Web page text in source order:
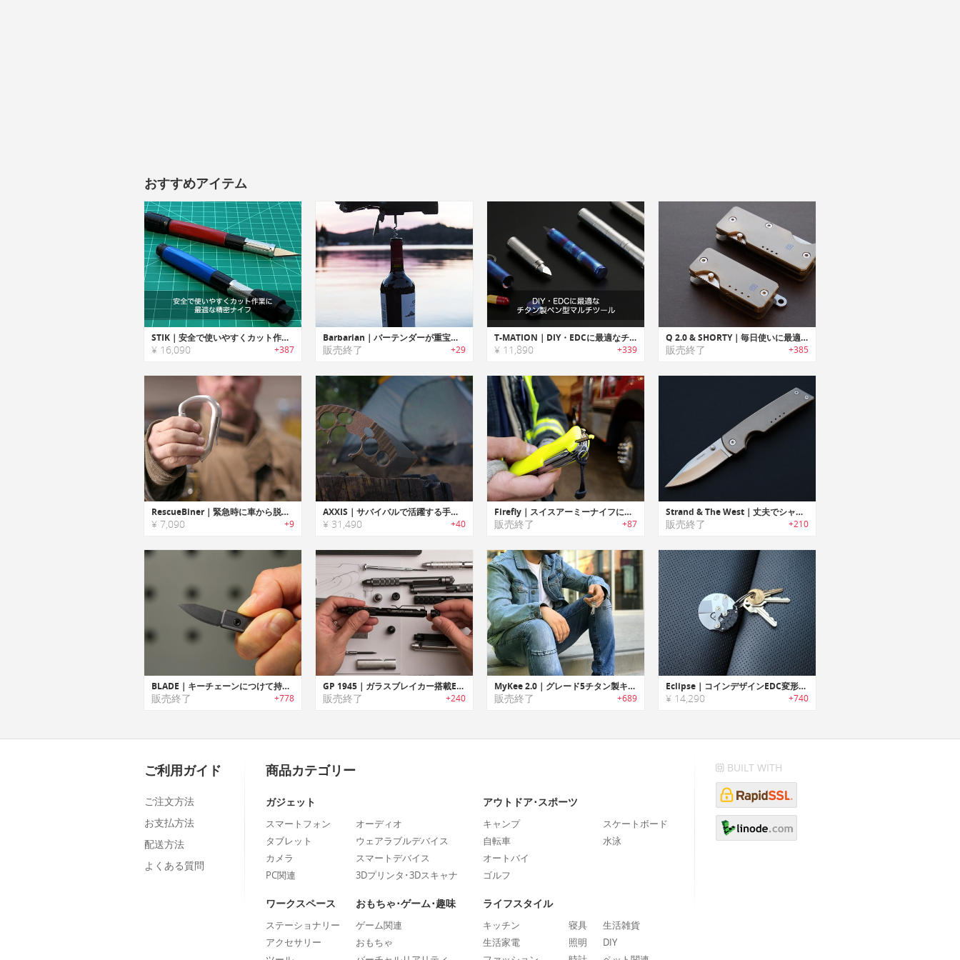
おすすめアイテム
STIK｜安全で使いやすくカット作業に最適な精密ナイフ「スティック」
¥ 16,090 +387
Barbarian｜バーテンダーが重宝する9つのツールを搭載した9イン1マルチツール
販売終了 +29
T-MATION｜DIY・EDCに最適なチタン製ペン型マルチツール「Tメーション」
¥ 11,890 +339
Q 2.0 & SHORTY｜毎日使いに最適なチタン製キーオーガナイザー&ナイフ「Q 2.0 & SHORTY」
販売終了 +385
RescueBiner｜緊急時に車から脱出可能なシートベルトカッター・ウィンドウブレイカー搭載マルチユースカラビナ「レスキュービナ」
¥ 7,090 +9
AXXIS｜サバイバルで活躍する手斧ブレード「アクシズ」
¥ 31,490 +40
Firefly｜スイスアーミーナイフに収納可能なファイヤースターター「ファイヤーフライ」
販売終了 +87
Strand & The West｜丈夫でシャープな切れ味のチタニウムEDCポケットナイフ
販売終了 +210
BLADE｜キーチェーンにつけて持ち運び可能なチタン製EDCナイフ「ブレード」
販売終了 +778
GP 1945｜ガラスブレイカー搭載EDCペン「GP 1945」
販売終了 +240
MyKee 2.0｜グレード5チタン製キー型マルチツール「マイキー2.0」
販売終了 +689
Eclipse｜コインデザインEDC変形ナイフ「イクリプス」
¥ 14,290 +740
ご利用ガイド
ご注文方法
お支払方法
配送方法
よくある質問
商品カテゴリー
ガジェット
スマートフォン
タブレット
カメラ
PC関連
オーディオ
ウェアラブルデバイス
スマートデバイス
3Dプリンタ･3Dスキャナ
アウトドア･スポーツ
キャンプ
自転車
オートバイ
ゴルフ
スケートボード
水泳
ワークスペース
ステーショナリー
アクセサリー
おもちゃ･ゲーム･趣味
ゲーム関連
おもちゃ
ライフスタイル
キッチン
生活家電
寝具
照明
生活雑貨
DIY
BUILT WITH